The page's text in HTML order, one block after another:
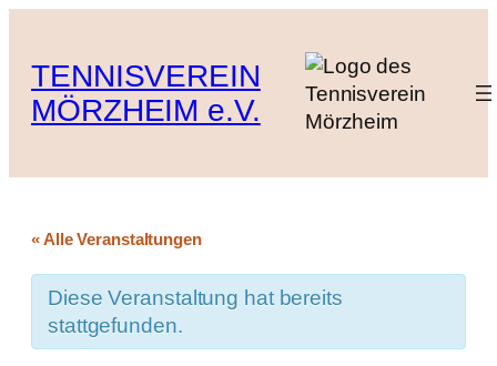
TENNISVEREIN
MÖRZHEIM e.V.
« Alle Veranstaltungen
Diese Veranstaltung hat bereits
stattgefunden.